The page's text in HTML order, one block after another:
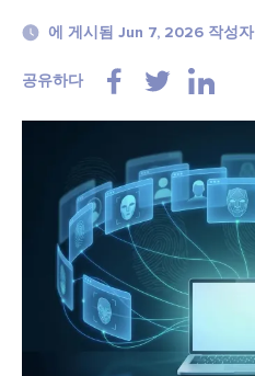
에 게시됨 Jun 7, 2026 작성
공유하다